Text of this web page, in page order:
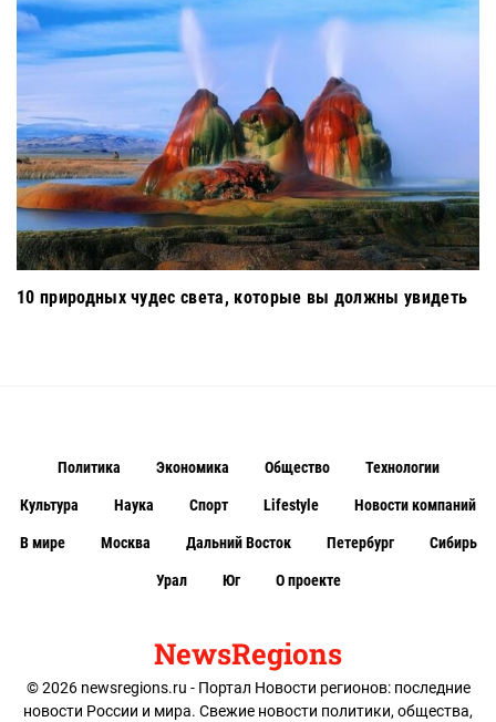
10 природных чудес света, которые вы должны увидеть
NewsRegions
© 2026 newsregions.ru - Портал Новости регионов: последние
новости России и мира. Свежие новости политики, общества,
Политика Экономика Общество Технологии
Культура Наука Спорт Lifestyle Новости компаний
В мире Москва Дальний Восток Петербург Сибирь
Урал Юг О проекте